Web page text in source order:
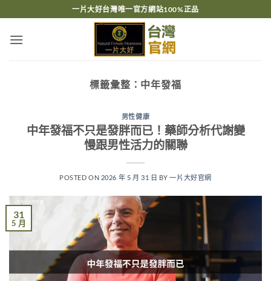
轉
一片大好台灣唯一官方網站100%正品
標籤彙整： 中年發福
男性健康
中年發福不只是發胖而已！藥師分析代謝變
慢跟男性活力的關聯
POSTED ON 2026 年 5 月 31 日 BY一片大好官網
31
5 月